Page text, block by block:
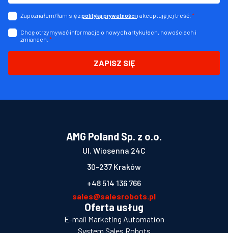
Zapoznałem/łam się zpolityką prywatności i akceptuję jej treść. *
Chcę otrzymywać informacje o nowych artykułach, nowościach i
zmianach. *
ZAPISZ SIĘ
AMG Poland Sp. z o.o.
Ul. Wiosenna 24C
30-237 Kraków
+48 514 136 766
sales@salesrobots.pl
Oferta usług
E-mail Marketing Automation
System Sales Robots